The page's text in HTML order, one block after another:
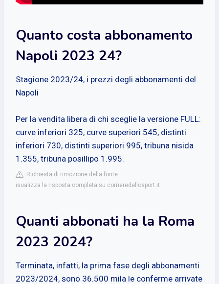
Quanto costa abbonamento
Napoli 2023 24?
Stagione 2023/24, i prezzi degli abbonamenti del
Napoli
Per la vendita libera di chi sceglie la versione FULL:
curve inferiori 325, curve superiori 545, distinti
inferiori 730, distinti superiori 995, tribuna nisida
1.355, tribuna posillipo 1.995.
Richiesta di rimozione della fonte
isualizza la risposta completa su corrieredellosport.it
Quanti abbonati ha la Roma
2023 2024?
Terminata, infatti, la prima fase degli abbonamenti
2023/2024, sono 36.500 mila le conferme arrivate